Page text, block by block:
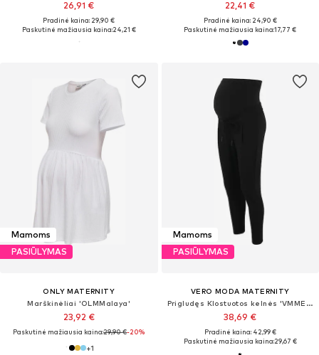
26,91 €
Pradinė kaina: 29,90 €
Paskutinė mažiausia kaina:24,21 €
22,41 €
Pradinė kaina: 24,90 €
Paskutinė mažiausia kaina:17,77 €
Mamoms
PASIŪLYMAS
ONLY MATERNITY
Marškinėliai 'OLMMalaya'
23,92 €
Paskutinė mažiausia kaina:29,90 €-20%
+1
Mamoms
PASIŪLYMAS
VERO MODA MATERNITY
Prigludęs Klostuotos kelnės 'VMMEva'
38,69 €
Pradinė kaina: 42,99 €
Paskutinė mažiausia kaina:29,67 €